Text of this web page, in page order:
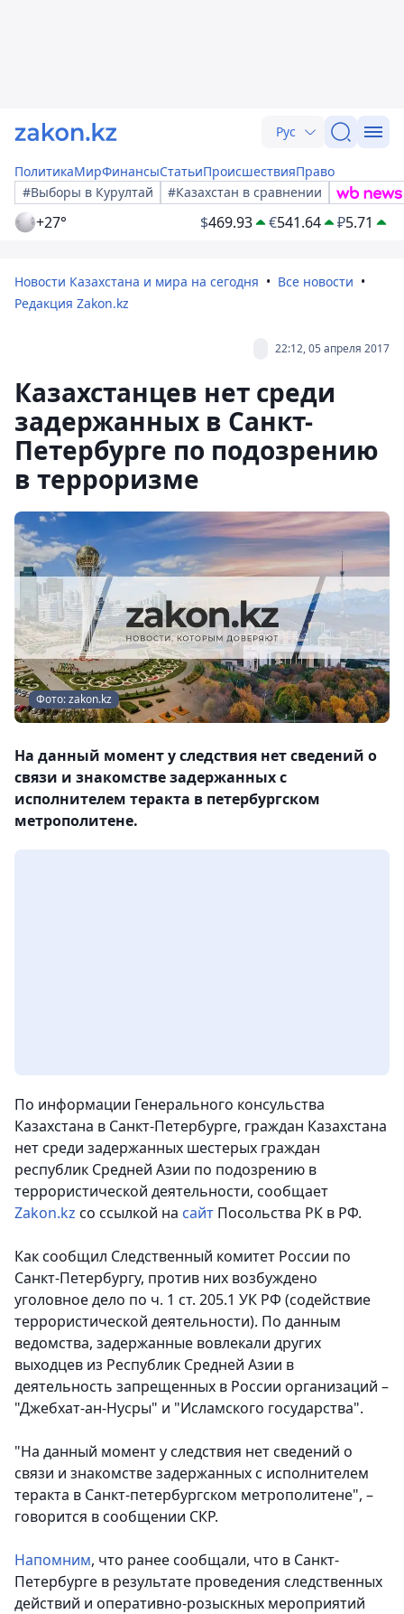
Рус
ПолитикаМирФинансыСтатьиПроисшествияПраво
#Выборы в Курултай
#Казахстан в сравнении
+27° $469.93 €541.64 ₽5.71
Новости Казахстана и мира на сегодня
Все новости
Редакция Zakon.kz
22:12, 05 апреля 2017
Казахстанцев нет среди
задержанных в Санкт-
Петербурге по подозрению
в терроризме
Фото: zakon.kz
На данный момент у следствия нет сведений о
связи и знакомстве задержанных с
исполнителем теракта в петербургском
метрополитене.
По информации Генерального консульства
Казахстана в Санкт-Петербурге, граждан Казахстана
нет среди задержанных шестерых граждан
республик Средней Азии по подозрению в
террористической деятельности, сообщает
Zakon.kz со ссылкой на сайт Посольства РК в РФ.
Как сообщил Следственный комитет России по
Санкт-Петербургу, против них возбуждено
уголовное дело по ч. 1 ст. 205.1 УК РФ (содействие
террористической деятельности). По данным
ведомства, задержанные вовлекали других
выходцев из Республик Средней Азии в
деятельность запрещенных в России организаций –
"Джебхат-ан-Нусры" и "Исламского государства".
"На данный момент у следствия нет сведений о
связи и знакомстве задержанных с исполнителем
теракта в Санкт-петербургском метрополитене", –
говорится в сообщении СКР.
Напомним, что ранее сообщали, что в Санкт-
Петербурге в результате проведения следственных
действий и оперативно-розыскных мероприятий